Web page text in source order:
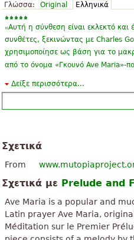
Γλώσσα: Original Ελληνικά
«Αυτή η σύνθεση είναι εκλεκτό και
συνθέτες, ξεκινώντας με Charles
χρησιμοποίησε ως βάση για το
από το όνομα «Γκουνό Ave Maria»-
« Υπάρχουν δύο λάθη στο δελτίο:
«Πολύ ωραίο να έχετε μια θέση
αποτελέσματα, όταν δεν μπορεί ο
τόπου »
« Εδώ αφήνουν περισσότερες
Σεμπάστιαν Μπαχ.
Δείξε περισσότερα...
Σχετικά
From
Σχετικά με Prelude and
Ave Maria is a popular and
Latin prayer Ave Maria,
Méditation sur le Premier